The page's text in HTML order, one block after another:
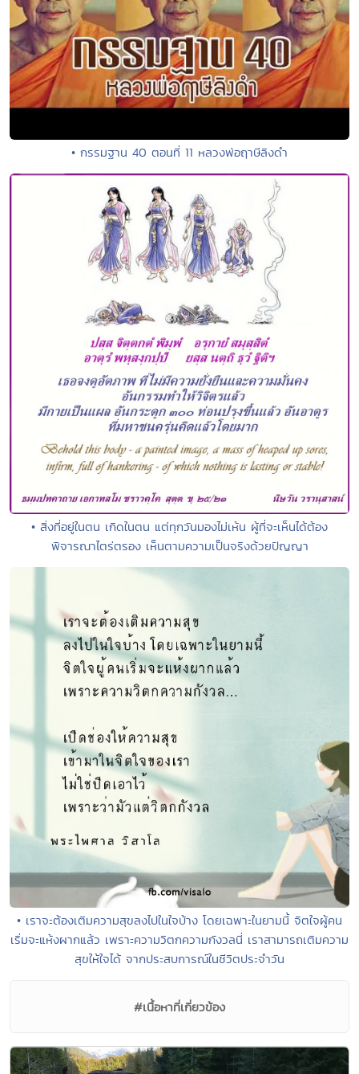
• กรรมฐาน 40 ตอนที่ 11 หลวงพ่อฤาษีลิงดำ
• สิ่งที่อยู่ในตน เกิดในตน แต่ทุกวันมองไม่เห้น ผู้ที่จะเห็นได้ต้อง
พิจารณาไตร่ตรอง เห็นตามความเป็นจริงด้วยปัญญา
• เราจะต้องเติมความสุขลงไปในใจบ้าง โดยเฉพาะในยามนี้ จิตใจผู้คน
เริ่มจะแห้งผากแล้ว เพราะความวิตกความกังวลนี่ เราสามารถเติมความ
สุขให้ใจได้ จากประสบการณ์ในชีวิตประจำวัน
#เนื้อหาที่เกี่ยวข้อง